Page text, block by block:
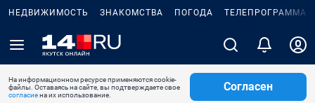
НЕДВИЖИМОСТЬ ЗНАКОМСТВА ПОГОДА ТЕЛЕПРОГРАММА
На информационном ресурсе применяются cookie-
файлы. Оставаясь на сайте, вы подтверждаете свое
согласиена их использование.
Согласен